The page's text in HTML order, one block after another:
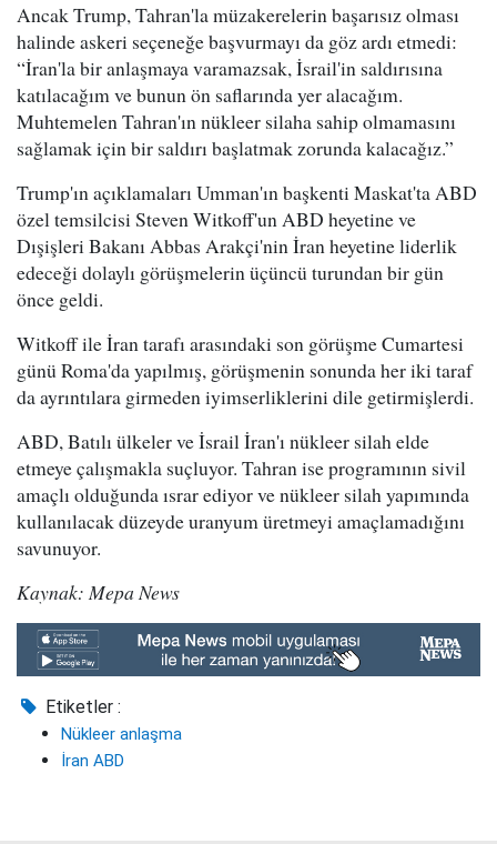
Ancak Trump, Tahran'la müzakerelerin başarısız olması
halinde askeri seçeneğe başvurmayı da göz ardı etmedi:
“İran'la bir anlaşmaya varamazsak, İsrail'in saldırısına
katılacağım ve bunun ön saflarında yer alacağım.
Muhtemelen Tahran'ın nükleer silaha sahip olmamasını
sağlamak için bir saldırı başlatmak zorunda kalacağız.”
Trump'ın açıklamaları Umman'ın başkenti Maskat'ta ABD
özel temsilcisi Steven Witkoff'un ABD heyetine ve
Dışişleri Bakanı Abbas Arakçi'nin İran heyetine liderlik
edeceği dolaylı görüşmelerin üçüncü turundan bir gün
önce geldi.
Witkoff ile İran tarafı arasındaki son görüşme Cumartesi
günü Roma'da yapılmış, görüşmenin sonunda her iki taraf
da ayrıntılara girmeden iyimserliklerini dile getirmişlerdi.
ABD, Batılı ülkeler ve İsrail İran'ı nükleer silah elde
etmeye çalışmakla suçluyor. Tahran ise programının sivil
amaçlı olduğunda ısrar ediyor ve nükleer silah yapımında
kullanılacak düzeyde uranyum üretmeyi amaçlamadığını
savunuyor.
Kaynak: Mepa News
Etiketler :
Nükleer anlaşma
İran ABD